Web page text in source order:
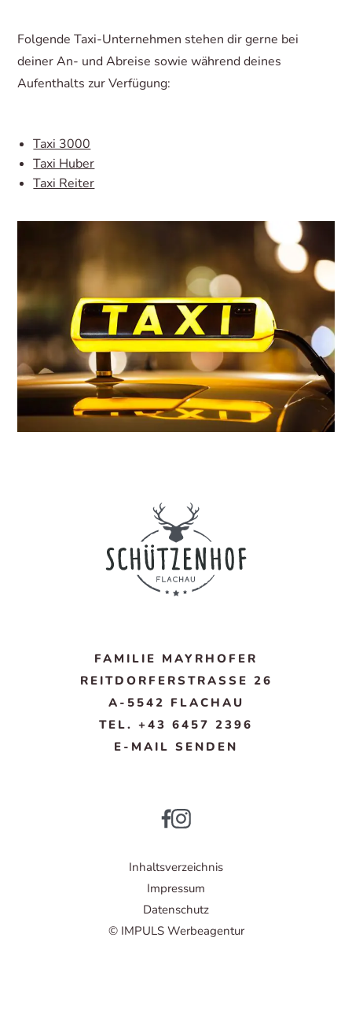
Folgende Taxi-Unternehmen stehen dir gerne bei
deiner An- und Abreise sowie während deines
Aufenthalts zur Verfügung:
Taxi 3000
Taxi Huber
Taxi Reiter
FAMILIE MAYRHOFER
REITDORFERSTRASSE 26
A-5542 FLACHAU
TEL. +43 6457 2396
E-MAIL SENDEN
Inhaltsverzeichnis
Impressum
Datenschutz
© IMPULS Werbeagentur